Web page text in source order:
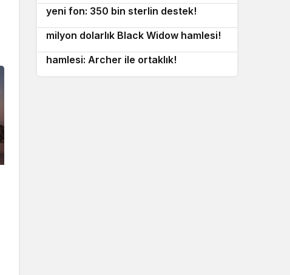
yeni fon: 350 bin sterlin destek!
milyon dolarlık Black Widow hamlesi!
hamlesi: Archer ile ortaklık!